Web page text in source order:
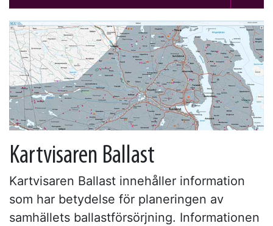
Kartvisaren Ballast
Kartvisaren Ballast innehåller information
som har betydelse för planeringen av
samhällets ballastförsörjning. Informationen